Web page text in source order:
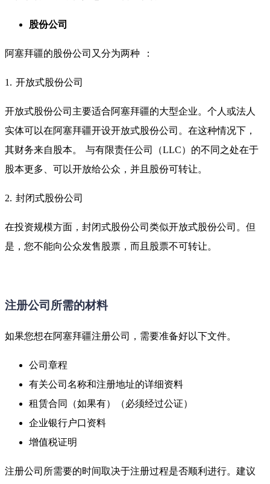
股份公司
阿塞拜疆的股份公司又分为两种 ：
1. 开放式股份公司
开放式股份公司主要适合阿塞拜疆的大型企业。个人或法人
实体可以在阿塞拜疆开设开放式股份公司。在这种情况下，
其财务来自股本。 与有限责任公司（LLC）的不同之处在于
股本更多、可以开放给公众，并且股份可转让。
2. 封闭式股份公司
在投资规模方面，封闭式股份公司类似开放式股份公司。但
是，您不能向公众发售股票，而且股票不可转让。
注册公司所需的材料
如果您想在阿塞拜疆注册公司，需要准备好以下文件。
公司章程
有关公司名称和注册地址的详细资料
租赁合同（如果有）（必须经过公证）
企业银行户口资料
增值税证明
注册公司所需要的时间取决于注册过程是否顺利进行。建议